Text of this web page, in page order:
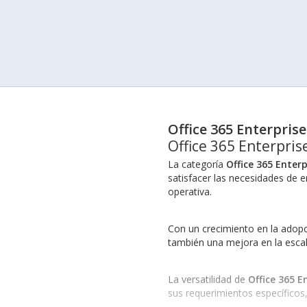
Office 365 Enterprise
Office 365
La categoría Office 365
satisfacer las necesidades de
operativa.
Con un crecimiento en la
también una mejora en la
La versatilidad de Office 365
sus requerimientos